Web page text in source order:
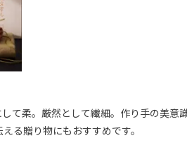
て柔。厳然として繊細。作り手の美意
る贈り物にもおすすめです。